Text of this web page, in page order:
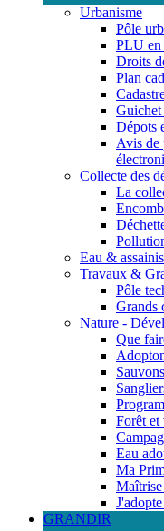
Urbanisme
Pôle
PLU
Droits
Plan
Dépots
Avis de
Collecte des
La
Eau &
Travaux &
Pôle
Grands
Nature -
Que
Forêt et
Eau
Ma
GRANDIR